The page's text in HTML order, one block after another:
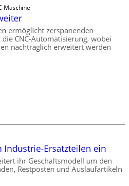
Maschine
ermöglicht zerspanenden
CNC-Automatisierung, wobei
nachträglich erweitert werden
Industrie-Ersatzteilen ein
ihr Geschäftsmodell um den
Restposten und Auslaufartikeln